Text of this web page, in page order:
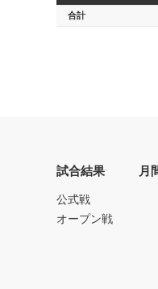
合計
試合結果
公式戦
オープン戦
月